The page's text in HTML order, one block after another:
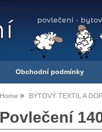
Obchodní podmínky
Home BYTOVÝ TEXTIL A
Povlečení